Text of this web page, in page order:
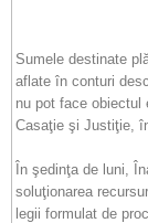
Sumele destinate
aflate în conturi
nu pot face obiectul
Casaţie şi Justiţie,
În şedinţa de luni,
soluţionarea
legii formulat de